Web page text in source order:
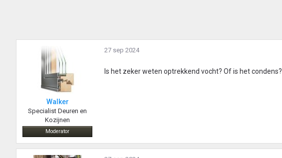
Walker
Specialist Deuren en
Kozijnen
Moderator
27 sep 2024
Is het zeker weten optrekkend vocht? Of is het condens?